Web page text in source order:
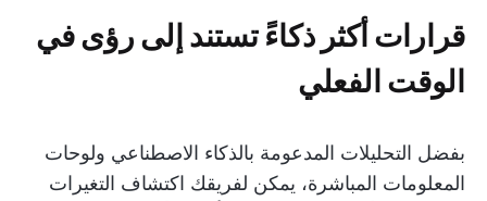
قرارات أكثر ذكاءً تستند إلى رؤى في
الوقت الفعلي
بفضل التحليلات المدعومة بالذكاء الاصطناعي ولوحات
المعلومات المباشرة، يمكن لفريقك اكتشاف التغيرات